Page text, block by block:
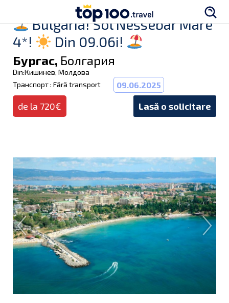
Bulgaria! Sol Nessebar Mare
4*!
Din 09.06i!
Бургас, Болгария
Din:Кишинев, Молдова
Транспорт : Fără transport
09.06.2025
de la 720€ Lasă o solicitare